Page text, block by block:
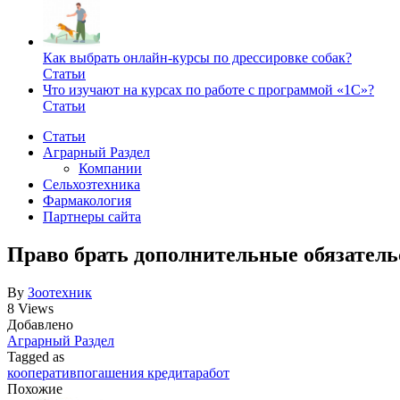
Как выбрать онлайн-курсы по дрессировке собак?
Статьи
Что изучают на курсах по работе с программой «1С»?
Статьи
Статьи
Аграрный Раздел
Компании
Сельхозтехника
Фармакология
Партнеры сайта
Право брать дополнительные
By Зоотехник
8 Views
Добавлено
Аграрный Раздел
Tagged as
кооперативпогашения кредитаработ
Похожие